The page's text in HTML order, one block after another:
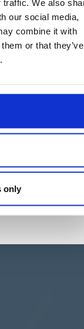
We also
our social media,
combine it with
or that they’ve
only